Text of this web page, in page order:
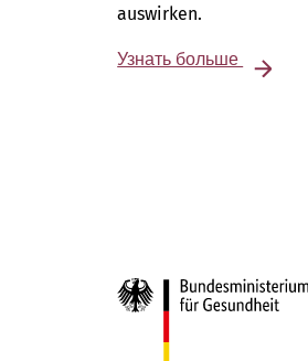
auswirken.
Узнать больше